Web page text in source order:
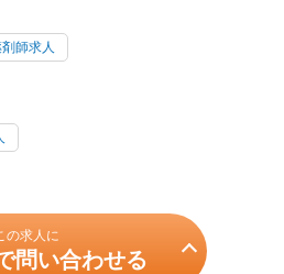
師求人
の求人に
問い合わせる